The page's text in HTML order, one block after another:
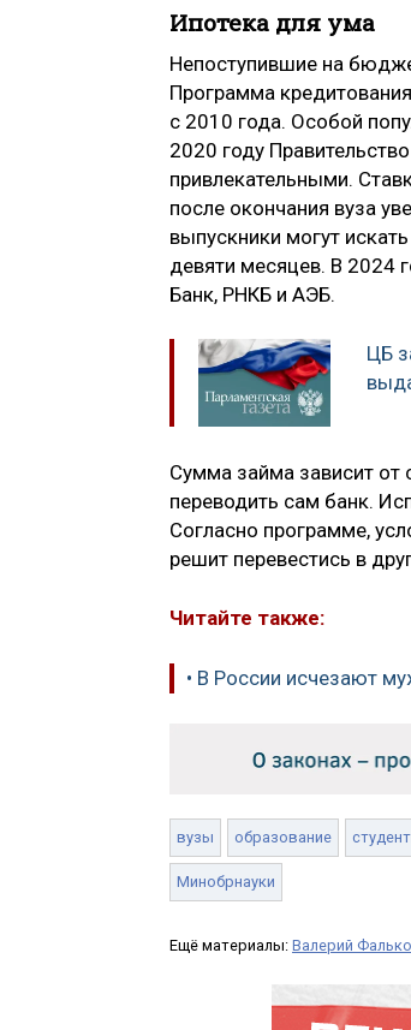
Ипотека для ума
Непоступившие на
Программа
с 2010 года. Особой
2020 году
привлекательными.
после окончания вуза
выпускники могут
девяти месяцев. В 2024
Банк, РНКБ и АЭБ.
ЦБ
Сумма займа зависит от
переводить сам банк.
Согласно программе,
решит перевестись в
Читайте также:
• В России исчезают
вузы образование
Минобрнауки
Ещё материалы: Валерий